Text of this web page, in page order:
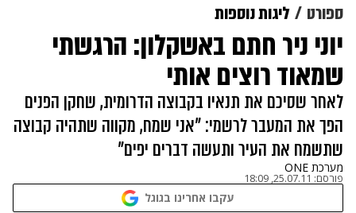
ספורט ליגות נוספות
יוני ניר חתם באשקלון: הרגשתי
שמאוד רוצים אותי
לאחר שסיכם את תנאיו בקבוצה הדרומית, שחקן הפנים
הפך את המעבר לרשמי: "אני שמח, מקווה שתהיה קבוצה
שתשמח את העיר ותעשה דברים יפים"
מערכת ONE
פורסם: 25.07.11, 18:09
עקבו אחרינו בגוגל